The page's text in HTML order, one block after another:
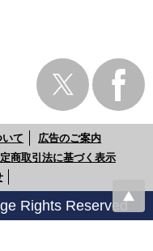
て
広告のご案内
商取引法に基づく表示
Rights Reserved